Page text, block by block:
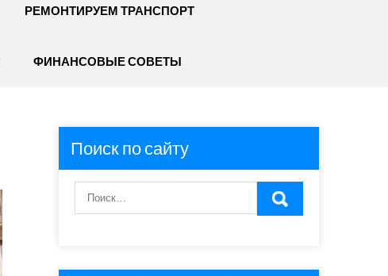
РЕМОНТИРУЕМ ТРАНСПОРТ
ФИНАНСОВЫЕ СОВЕТЫ
Поиск по сайту